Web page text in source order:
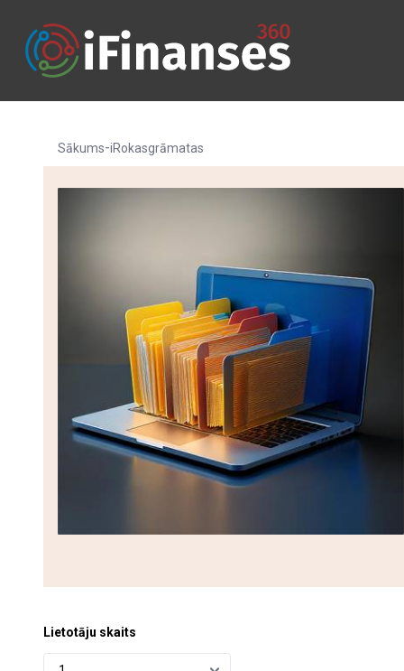
Sākums-iRokasgrāmatas
Lietotāju skaits